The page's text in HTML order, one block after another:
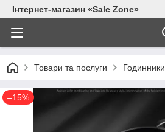
Інтернет-магазин «Sale Zone»
Товари та послуги Годинники
–15%